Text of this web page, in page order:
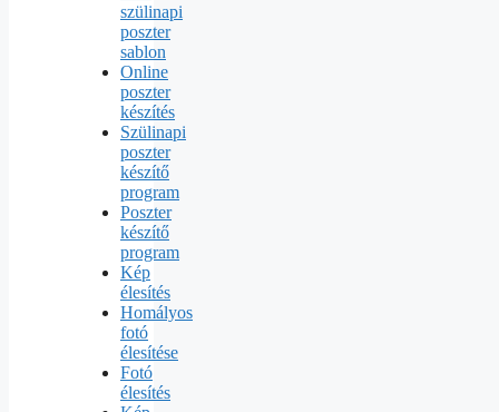
szülinapi
poszter
sablon
Online
poszter
készítés
Szülinapi
poszter
készítő
program
Poszter
készítő
program
Kép
élesítés
Homályos
fotó
élesítése
Fotó
élesítés